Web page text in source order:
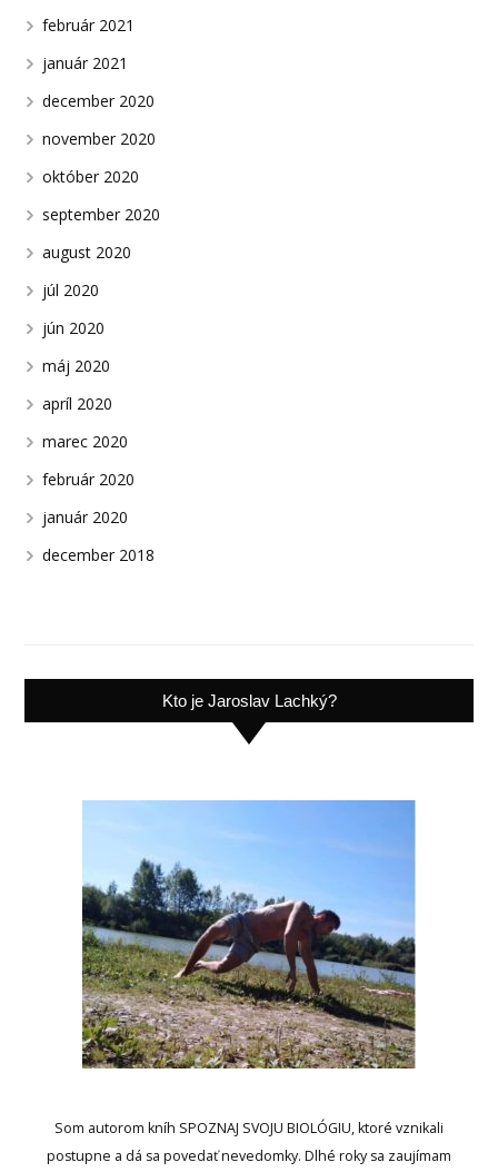
február 2021
január 2021
december 2020
november 2020
október 2020
september 2020
august 2020
júl 2020
jún 2020
máj 2020
apríl 2020
marec 2020
február 2020
január 2020
december 2018
Kto je Jaroslav Lachký?
Som autorom kníh SPOZNAJ SVOJU BIOLÓGIU, ktoré vznikali
postupne a dá sa povedať nevedomky. Dlhé roky sa zaujímam